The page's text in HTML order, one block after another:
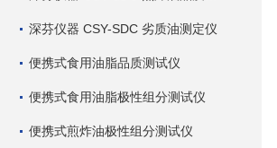
深芬仪器 CSY-SDC 劣质油测定仪
便携式食用油脂品质测试仪
便携式食用油脂极性组分测试仪
便携式煎炸油极性组分测试仪